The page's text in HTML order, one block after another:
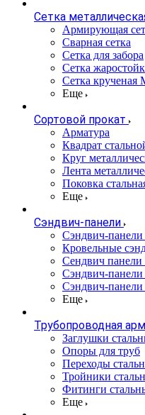
Сетка
Армирующая
Сварная сетка
Сетка для забора
Сетка
Сетка крученая
Еще
Сортовой прокат
Арматура
Квадрат
Круг
Лента
Поковка
Еще
Сэндвич-панели
Cэндвич-
Кровельные
Сендвич панели
Сэндвич-
Сэндвич-
Еще
Трубопроводная
Заглушки
Опоры для труб
Переходы
Тройники
Фитинги
Еще